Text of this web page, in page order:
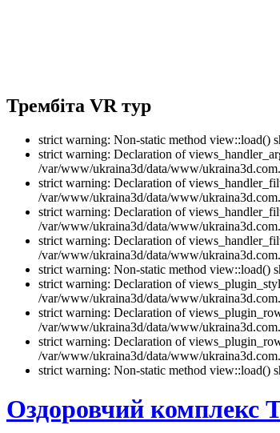
Трембіта VR тур
strict warning: Non-static method view::load()
strict warning: Declaration of
/var/www/ukraina3d/data/www/
strict warning: Declaration of
/var/www/ukraina3d/data/www/
strict warning: Declaration of
/var/www/ukraina3d/data/www/
strict warning: Declaration of
/var/www/ukraina3d/data/www/
strict warning: Non-static method view::load()
strict warning: Declaration of
/var/www/ukraina3d/data/www/
strict warning: Declaration of
/var/www/ukraina3d/data/www/
strict warning: Declaration of
/var/www/ukraina3d/data/www/
strict warning: Non-static method view::load()
Оздоровчий комплекс